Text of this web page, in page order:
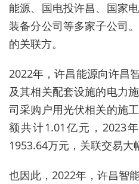
能源、国电投许昌、国家
装备分公司等多家子公司
的关联方。
2022年，许昌能源向许昌
及其相关配套设施的电力
司采购户用光伏相关的施
额共计1.01亿元，2023
1953.64万元，关联交易大
也因此，2022年，许昌智